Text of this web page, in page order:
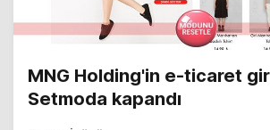
MNG Holding'in e-ticaret
Setmoda kapandı